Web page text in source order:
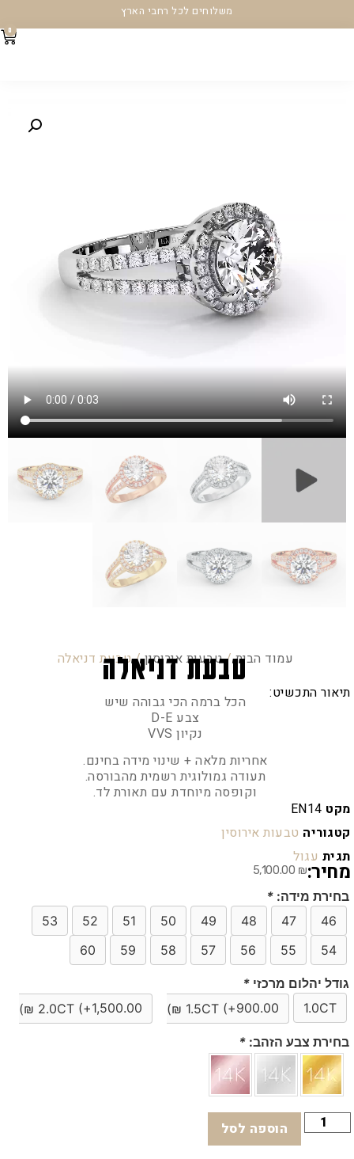
משלוחים לכל רחבי הארץ
0
עמוד הבית/טבעות אירוסין/ טבעת דניאלהטבעת דניאלה
תיאור התכשיט:
הכל ברמה הכי גבוהה שיש
צבע D-E
נקיון VVS
אחריות מלאה + שינוי מידה בחינם.
תעודה גמולוגית רשמית מהבורסה.
וקופסה מיוחדת עם תאורת לד.
מקט EN14
קטגוריה טבעות אירוסין
תגית עגול
מחיר: 5,100.00 ₪
בחירת מידה:*
46
47
48
49
50
51
52
53
54
55
56
57
58
59
60
גודל יהלום מרכזי*
1.0CT
1.5CT (+900.00
₪
)
2.0CT (+1,500.00
₪
)
בחירת צבע הזהב:*
הוספה לסל